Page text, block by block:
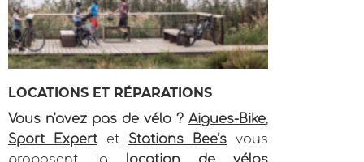
LOCATIONS ET RÉPARATIONS
Vous n'avez pas de vélo ? Aigues-Bike,
Sport Expertet Stations Bee’s vous